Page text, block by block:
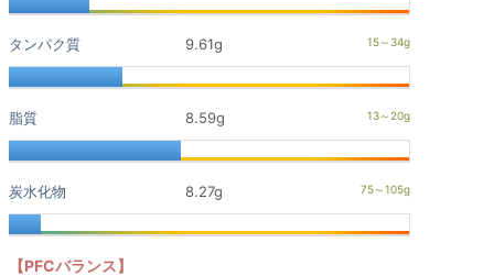
タンパク質 9.61g
脂質 8.59g
炭水化物 8.27g
【PFCバランス】